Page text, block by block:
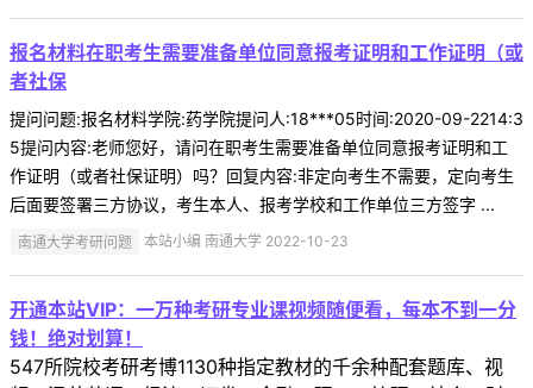
报名材料在职考生需要准备单位同意报考证明和工作证明（或
者社保
提问问题:报名材料学院:药学院提问人:18***05时间:2020-09-2214:3
5提问内容:老师您好，请问在职考生需要准备单位同意报考证明和工
作证明（或者社保证明）吗？回复内容:非定向考生不需要，定向考生
后面要签署三方协议，考生本人、报考学校和工作单位三方签字 ...
南通大学考研问题 本站小编 南通大学 2022-10-23
开通本站VIP：一万种考研专业课视频随便看，每本不到一分
钱！绝对划算！
547所院校考研考博1130种指定教材的千余种配套题库、视